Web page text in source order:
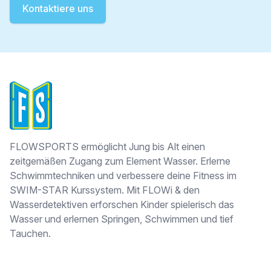
Kontaktiere uns
FLOWSPORTS ermöglicht Jung bis Alt einen
zeitgemäßen Zugang zum Element Wasser. Erlerne
Schwimmtechniken und verbessere deine Fitness im
SWIM-STAR Kurssystem. Mit FLOWi & den
Wasserdetektiven erforschen Kinder spielerisch das
Wasser und erlernen Springen, Schwimmen und tief
Tauchen.